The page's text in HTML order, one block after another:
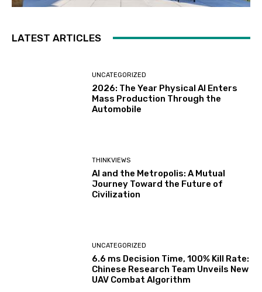
LATEST ARTICLES
UNCATEGORIZED
2026: The Year Physical AI Enters
Mass Production Through the
Automobile
THINKVIEWS
AI and the Metropolis: A Mutual
Journey Toward the Future of
Civilization
UNCATEGORIZED
6.6 ms Decision Time, 100% Kill Rate:
Chinese Research Team Unveils New
UAV Combat Algorithm